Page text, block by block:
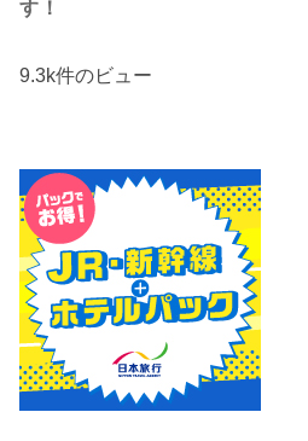
す！
9.3k件のビュー